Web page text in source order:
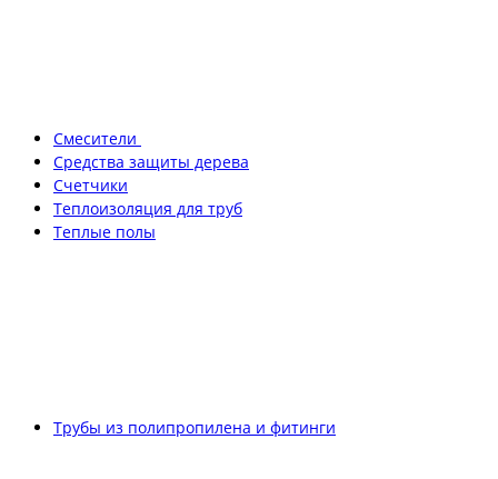
Смесители
Средства защиты дерева
Счетчики
Теплоизоляция для труб
Теплые полы
Трубы из полипропилена и фитинги